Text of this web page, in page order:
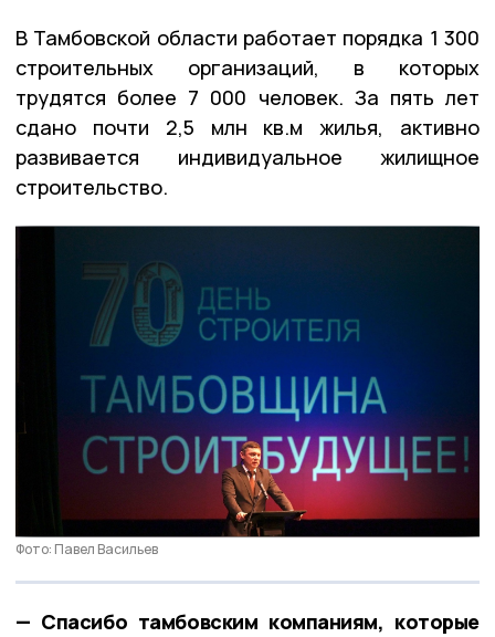
В Тамбовской области работает порядка 1 300
строительных организаций, в которых
трудятся более 7 000 человек. За пять лет
сдано почти 2,5 млн кв.м жилья, активно
развивается индивидуальное жилищное
строительство.
Фото: Павел Васильев
— Спасибо тамбовским компаниям, которые